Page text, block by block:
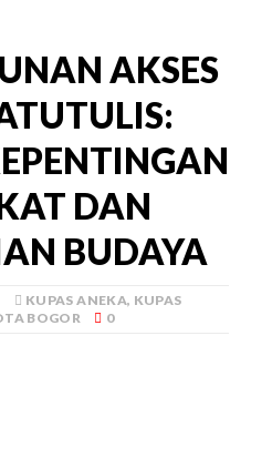
AKSES
DAN
BUDAYA
KUPAS ANEKA, KUPAS
BOGOR 0